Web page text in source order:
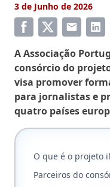
3 de Junho de 2026
A Associação
consórcio do
visa promover
para jornalistas e
quatro países
O que é o projeto
Parceiros do